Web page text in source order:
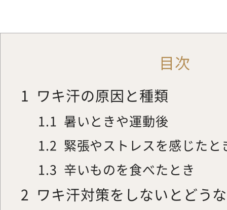
目次
1 ワキ汗の原因と種類
1.1 暑いときや運動後
1.2 緊張やストレスを感じたと
1.3 辛いものを食べたとき
2 ワキ汗対策をしないとどう